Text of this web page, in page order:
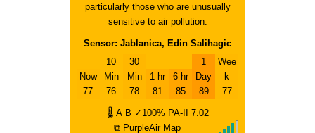
particularly those who are unusually
sensitive to air pollution.
Sensor: Jablanica, Edin Salihagic
Now
77
10
Min
76
30
Min
78
1 hr
81
6 hr
85
1
Day
89
Wee
k
77
🌡 A B ✓100% PA-II
7.02
⧉ PurpleAir Map